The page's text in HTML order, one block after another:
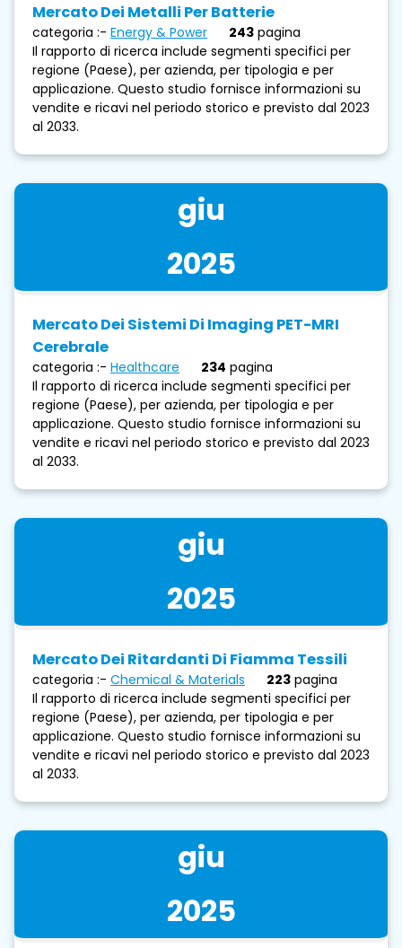
Mercato Dei Metalli Per Batterie
categoria :- Energy & Power 243 pagina
Il rapporto di ricerca include segmenti specifici per
regione (Paese), per azienda, per tipologia e per
applicazione. Questo studio fornisce informazioni su
vendite e ricavi nel periodo storico e previsto dal 2023
al 2033.
giu
2025
Mercato Dei Sistemi Di Imaging PET-MRI
Cerebrale
categoria :- Healthcare 234 pagina
Il rapporto di ricerca include segmenti specifici per
regione (Paese), per azienda, per tipologia e per
applicazione. Questo studio fornisce informazioni su
vendite e ricavi nel periodo storico e previsto dal 2023
al 2033.
giu
2025
Mercato Dei Ritardanti Di Fiamma Tessili
categoria :- Chemical & Materials 223 pagina
Il rapporto di ricerca include segmenti specifici per
regione (Paese), per azienda, per tipologia e per
applicazione. Questo studio fornisce informazioni su
vendite e ricavi nel periodo storico e previsto dal 2023
al 2033.
giu
2025